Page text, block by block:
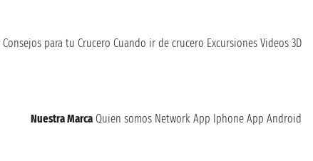
Consejos para tu Crucero Cuando ir de crucero Excursiones Videos 3D
Nuestra Marca Quien somos Network App Iphone App Android